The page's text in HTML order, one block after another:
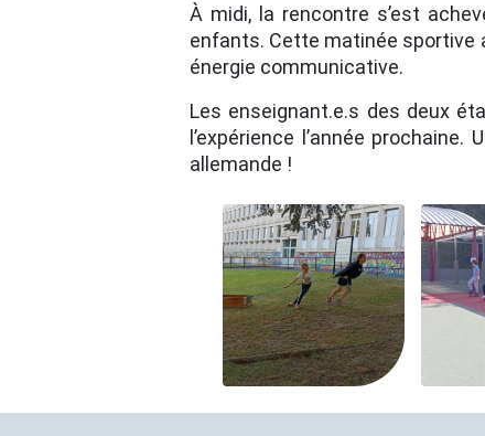
À midi, la rencontre s’est
enfants. Cette matinée sportive
énergie communicative.
Les enseignant.e.s des deux
l’expérience l’année
allemande !